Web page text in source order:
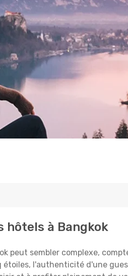
hôtels à Bangkok
peut sembler complexe,
l'authenticité d'une